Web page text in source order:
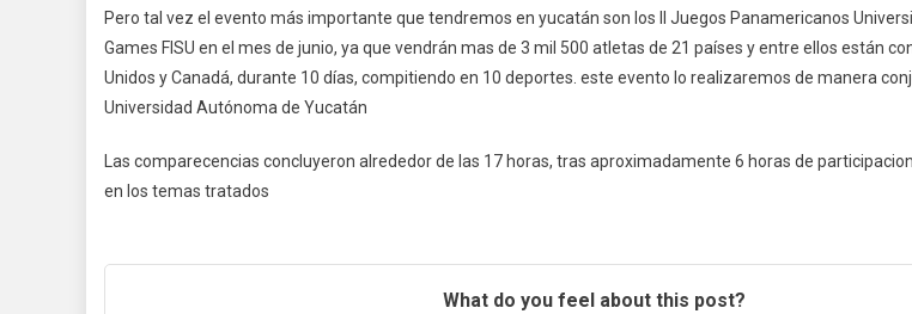
Pero tal vez el evento más importante que tendremos en yucatán son los II Juegos Panamericanos
Games FISU en el mes de junio, ya que vendrán mas de 3 mil 500 atletas de 21 países y entre ellos están
Unidos y Canadá, durante 10 días, compitiendo en 10 deportes. este evento lo realizaremos de manera
Universidad Autónoma de Yucatán
Las comparecencias concluyeron alrededor de las 17 horas, tras aproximadamente 6 horas de
en los temas tratados
What do you feel about this post?